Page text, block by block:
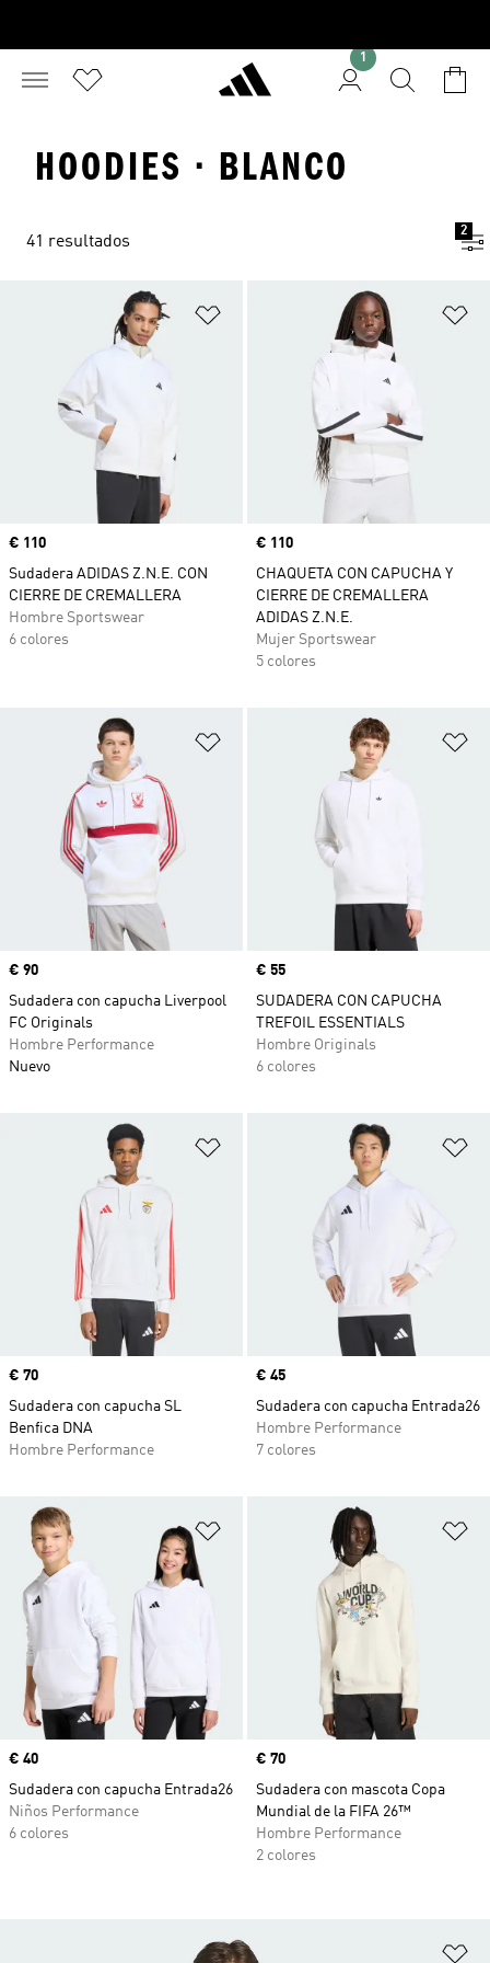
HOODIES · BLANCO
41 resultados
2
Añadir a la lista de deseos
Precio
€ 110
Sudadera ADIDAS Z.N.E. CON
CIERRE DE CREMALLERA
Hombre Sportswear
6 colores
Precio
€ 110
CHAQUETA CON CAPUCHA Y
CIERRE DE CREMALLERA
ADIDAS Z.N.E.
Mujer Sportswear
5 colores
Añadir a la lista de deseos
Precio
€ 90
Sudadera con capucha Liverpool
FC Originals
Hombre Performance
Nuevo
Precio
€ 55
SUDADERA CON CAPUCHA
TREFOIL ESSENTIALS
Hombre Originals
6 colores
Añadir a la lista de deseos
Precio
€ 70
Sudadera con capucha SL
Benfica DNA
Hombre Performance
Precio
€ 45
Sudadera con capucha Entrada26
Hombre Performance
7 colores
Añadir a la lista de deseos
Precio
€ 40
Sudadera con capucha Entrada26
Niños Performance
6 colores
Precio
€ 70
Sudadera con mascota Copa
Mundial de la FIFA 26™
Hombre Performance
2 colores